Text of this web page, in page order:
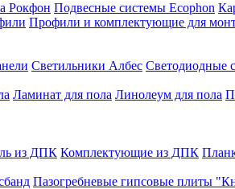
Рокфон Подвесные системы Ecophon
Профили и комплектующие для
Светильники Албес Светодиодные
Ламинат для пола Линолеум для пола
из ДПК Комплектующие из ДПК
Пазогребневые гипсовые плиты